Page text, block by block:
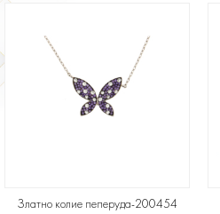
Златно колие пеперуда-200454